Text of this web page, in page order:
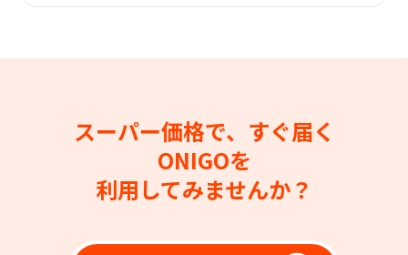
スーパー価格で、すぐ届く
ONIGOを
利用してみませんか？